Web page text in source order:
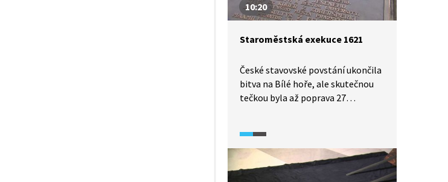
10:20
Staroměstská exekuce 1621
České stavovské povstání ukončila
bitva na Bílé hoře, ale skutečnou
tečkou byla až poprava 27
na Staroměstském náměstí rukou
kata Jana Mydláře skončil život 3
pánů, 7 rytířů a 17 měšťanů. Mnohá